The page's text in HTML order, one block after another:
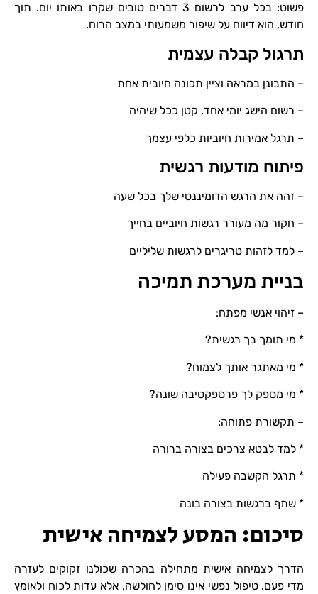
פשוט: בכל ערב לרשום 3 דברים טובים שקרו באותו יום. תוך
חודש, הוא דיווח על שיפור משמעותי במצב הרוח.
תרגול קבלה עצמית
– התבונן במראה וציין תכונה חיובית אחת
– רשום הישג יומי אחד, קטן ככל שיהיה
– תרגל אמירות חיוביות כלפי עצמך
פיתוח מודעות רגשית
– זהה את הרגש הדומיננטי שלך בכל שעה
– חקור מה מעורר רגשות חיוביים בחייך
– למד לזהות טריגרים לרגשות שליליים
בניית מערכת תמיכה
– זיהוי אנשי מפתח:
* מי תומך בך רגשית?
* מי מאתגר אותך לצמוח?
* מי מספק לך פרספקטיבה שונה?
– תקשורת פתוחה:
* למד לבטא צרכים בצורה ברורה
* תרגל הקשבה פעילה
* שתף ברגשות בצורה בונה
סיכום: המסע לצמיחה אישית
הדרך לצמיחה אישית מתחילה בהכרה שכולנו זקוקים לעזרה
מדי פעם. טיפול נפשי אינו סימן לחולשה, אלא עדות לכוח ולאומץ